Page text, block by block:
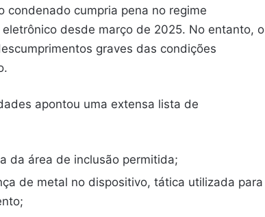
condenado cumpria pena no regime
desde março de 2025. No entanto, o
graves das condições
apontou uma extensa lista de
da área de inclusão permitida;
de metal no dispositivo, tática utilizada para